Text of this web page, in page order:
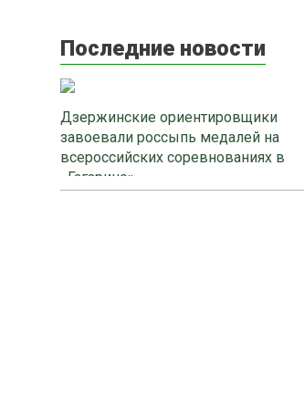
Последние новости
Дзержинские ориентировщики
завоевали россыпь медалей на
всероссийских соревнованиях в
«Гагарино»